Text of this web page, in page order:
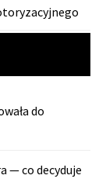
do
— co decyduje